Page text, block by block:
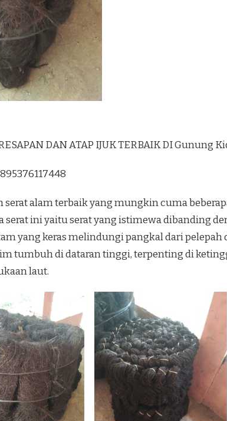
DAN ATAP IJUK TERBAIK DI
serat alam terbaik yang mungkin cuma
serat ini yaitu serat yang istimewa dibanding
yang keras melindungi pangkal dari pelepah
tumbuh di dataran tinggi, terpenting di
laut.